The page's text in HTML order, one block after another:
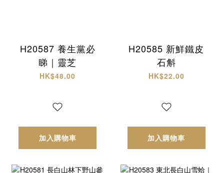
H20587 養生黨必
睇｜靈芝
HK$48.00
加入購物車
H20585 新鮮鐵皮
石斛
HK$22.00
加入購物車